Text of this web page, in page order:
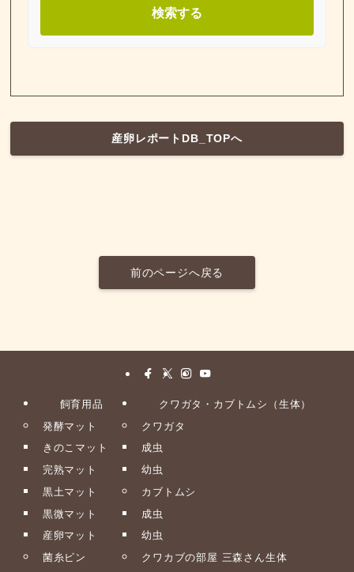
検索する
産卵レポートDB_TOPへ
前のページへ戻る
飼育用品
発酵マット
きのこマット
完熟マット
黒土マット
黒微マット
産卵マット
菌糸ビン
クワガタ・カブトムシ（生体）
クワガタ
成虫
幼虫
カブトムシ
成虫
幼虫
クワカブの部屋 三森さん生体